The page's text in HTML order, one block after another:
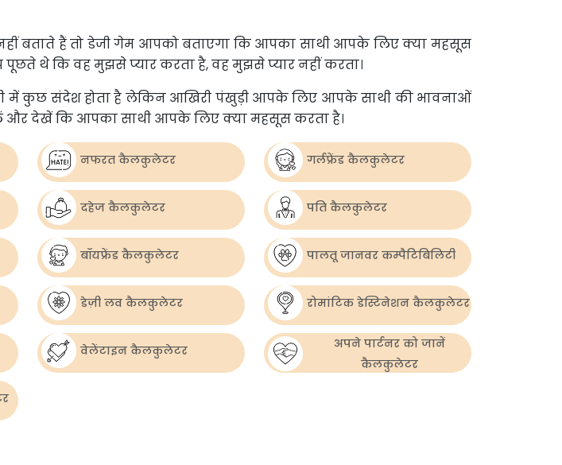
बताते हैं तो डेजी गेम आपको बताएगा कि आपका साथी आपके लिए क्या महसूस
थे कि वह मुझसे प्यार करता है, वह मुझसे प्यार नहीं करता।
में कुछ संदेश होता है लेकिन आखिरी पंखुड़ी आपके लिए आपके साथी की भावनाओं
देखें कि आपका साथी आपके लिए क्या महसूस करता है।
नफरत कैलकुलेटर गर्लफ्रेंड कैलकुलेटर
दहेज कैलकुलेटर पति कैलकुलेटर
बॉयफ्रेंड कैलकुलेटर पालतू जानवर कम्पैटिबिलिटी
डेज़ी लव कैलकुलेटर रोमांटिक डेस्टिनेशन कैलकुलेटर
वेलेंटाइन कैलकुलेटर
अपने पार्टनर को जानें
कैलकुलेटर
×